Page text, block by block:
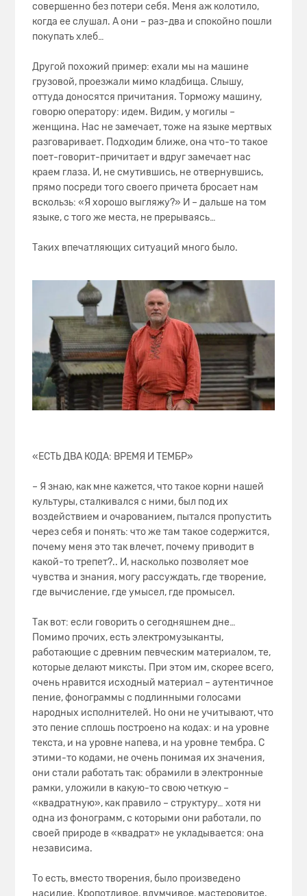
совершенно без потери себя. Меня аж колотило,
когда ее слушал. А они – раз-два и спокойно пошли
покупать хлеб…
Другой похожий пример: ехали мы на машине
грузовой, проезжали мимо кладбища. Слышу,
оттуда доносятся причитания. Торможу машину,
говорю оператору: идем. Видим, у могилы –
женщина. Нас не замечает, тоже на языке мертвых
разговаривает. Подходим ближе, она что-то такое
поет-говорит-причитает и вдруг замечает нас
краем глаза. И, не смутившись, не отвернувшись,
прямо посреди того своего причета бросает нам
вскользь: «Я хорошо выгляжу?» И – дальше на том
языке, с того же места, не прерываясь…
Таких впечатляющих ситуаций много было.
«ЕСТЬ ДВА КОДА: ВРЕМЯ И ТЕМБР»
– Я знаю, как мне кажется, что такое корни нашей
культуры, сталкивался с ними, был под их
воздействием и очарованием, пытался пропустить
через себя и понять: что же там такое содержится,
почему меня это так влечет, почему приводит в
какой-то трепет?.. И, насколько позволяет мое
чувства и знания, могу рассуждать, где творение,
где вычисление, где умысел, где промысел.
Так вот: если говорить о сегодняшнем дне…
Помимо прочих, есть электромузыканты,
работающие с древним певческим материалом, те,
которые делают миксты. При этом им, скорее всего,
очень нравится исходный материал – аутентичное
пение, фонограммы с подлинными голосами
народных исполнителей. Но они не учитывают, что
это пение сплошь построено на кодах: и на уровне
текста, и на уровне напева, и на уровне тембра. С
этими-то кодами, не очень понимая их значения,
они стали работать так: обрамили в электронные
рамки, уложили в какую-то свою четкую –
«квадратную», как правило – структуру… хотя ни
одна из фонограмм, с которыми они работали, по
своей природе в «квадрат» не укладывается: она
независима.
То есть, вместо творения, было произведено
насилие. Кропотливое, вдумчивое, мастеровитое.